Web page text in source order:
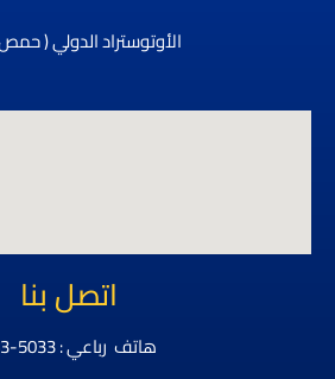
الأوتوستراد الدولي (
اتصل بنا
هاتف رباعي : 5033-033